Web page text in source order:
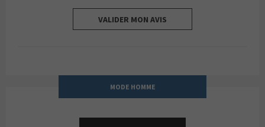
VALIDER MON AVIS
MODE HOMME
KOROSHI